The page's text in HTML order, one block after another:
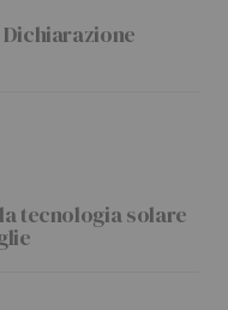
tecnologia solare